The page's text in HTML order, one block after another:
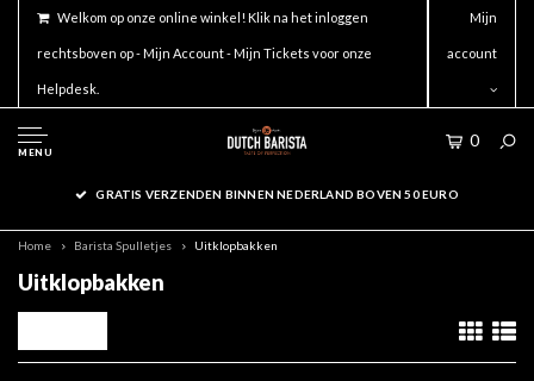
Welkom op onze online winkel! Klik na het inloggen
rechtsboven op - Mijn Account - Mijn Tickets voor onze
Helpdesk.
Mijn
account
MENU
0
GRATIS VERZENDEN BINNEN NEDERLAND BOVEN 50 EURO
Home Barista Spulletjes Uitklopbakken
Uitklopbakken